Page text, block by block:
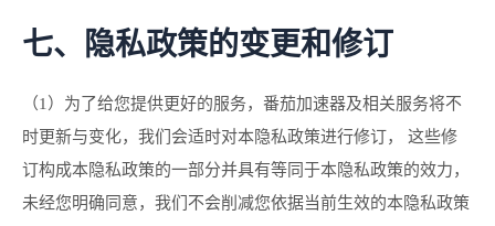
七、隐私政策的变更和修订
（1）为了给您提供更好的服务，番茄加速器及相关服务将不
时更新与变化，我们会适时对本隐私政策进行修订， 这些修
订构成本隐私政策的一部分并具有等同于本隐私政策的效力，
未经您明确同意，我们不会削减您依据当前生效的本隐私政策